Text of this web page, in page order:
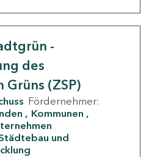
-
des
(ZSP)
Fördernehmer:
Kommunen
und